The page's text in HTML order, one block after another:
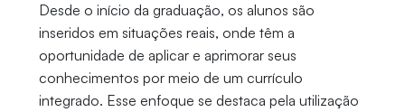
Desde o início da graduação, os alunos são
inseridos em situações reais, onde têm a
oportunidade de aplicar e aprimorar seus
conhecimentos por meio de um currículo
integrado. Esse enfoque se destaca pela utilização